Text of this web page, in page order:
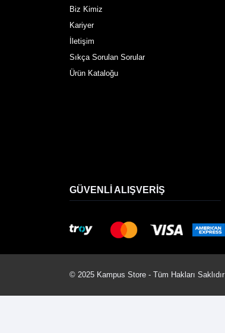
Biz Kimiz
Kariyer
İletişim
Sıkça Sorulan Sorular
Ürün Kataloğu
GÜVENLI ALIŞVERIŞ
© 2025 Kampus Store - Tüm Hakları Saklıdır